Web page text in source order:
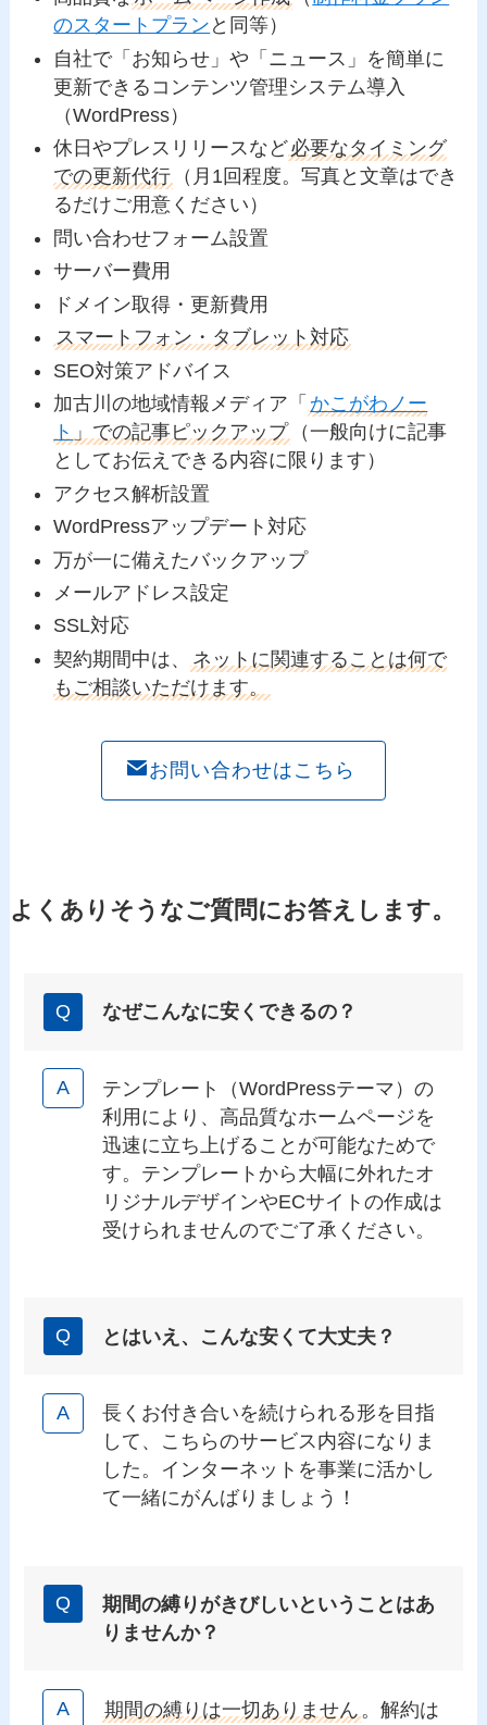
のスタートプラン と同等）
自社で「お知らせ」や「ニュース」を簡単に
更新できるコンテンツ管理システム導入
（WordPress）
休日やプレスリリースなど必要なタイミング
での更新代行
（月1回程度。写真と文章はでき
るだけご用意ください）
問い合わせフォーム設置
サーバー費用
ドメイン取得・更新費用
スマートフォン・タブレット対応
SEO対策アドバイス
加古川の地域情報メディア「 かこがわノー
ト 」での記事ピックアップ （一般向けに記事
としてお伝えできる内容に限ります）
アクセス解析設置
WordPressアップデート対応
万が一に備えたバックアップ
メールアドレス設定
SSL対応
契約期間中は、
ネットに関連することは何で
もご相談いただけます。
お問い合わせはこちら
よくありそうなご質問にお答えします。
なぜこんなに安くできるの？
テンプレート（WordPressテーマ）の
利用により、高品質なホームページを
迅速に立ち上げることが可能なためで
す。テンプレートから大幅に外れたオ
リジナルデザインやECサイトの作成は
受けられませんのでご了承ください。
とはいえ、こんな安くて大丈夫？
長くお付き合いを続けられる形を目指
して、こちらのサービス内容になりま
した。インターネットを事業に活かし
て一緒にがんばりましょう！
期間の縛りがきびしいということはあ
りませんか？
期間の縛りは一切ありません 。解約は